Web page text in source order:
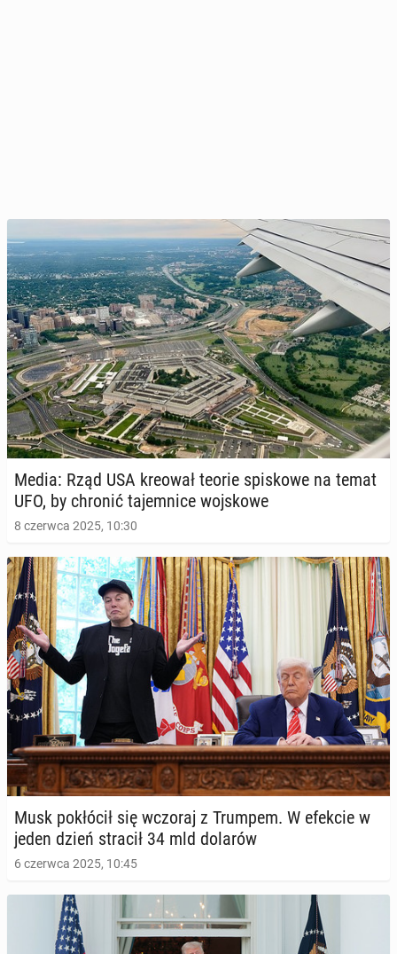
Media: Rząd USA kreował teorie spi­sko­we na temat
UFO, by chronić ta­jem­ni­ce woj­sko­we
8 czerwca 2025, 10:30
Musk po­kłó­cił się wczoraj z Trumpem. W efekcie w
jeden dzień stracił 34 mld dolarów
6 czerwca 2025, 10:45